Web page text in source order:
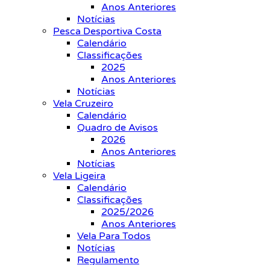
Anos Anteriores
Notícias
Pesca Desportiva Costa
Calendário
Classificações
2025
Anos Anteriores
Notícias
Vela Cruzeiro
Calendário
Quadro de Avisos
2026
Anos Anteriores
Notícias
Vela Ligeira
Calendário
Classificações
2025/2026
Anos Anteriores
Vela Para Todos
Notícias
Regulamento